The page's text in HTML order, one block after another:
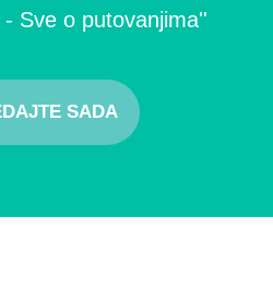
Sve o putovanjima''
SADA